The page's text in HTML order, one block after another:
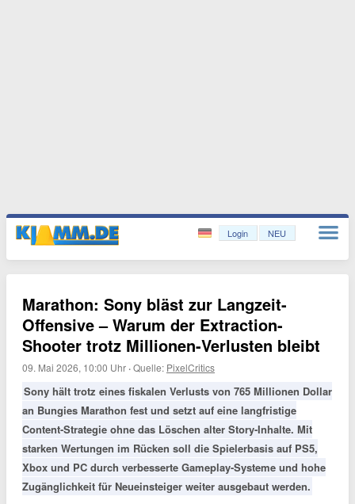
Login NEU
Marathon: Sony bläst zur Langzeit-
Offensive – Warum der Extraction-
Shooter trotz Millionen-Verlusten bleibt
09. Mai 2026, 10:00 Uhr ·Quelle: PixelCritics
Sony hält trotz eines fiskalen Verlusts von 765 Millionen Dollar
an Bungies Marathon fest und setzt auf eine langfristige
Content-Strategie ohne das Löschen alter Story-Inhalte. Mit
starken Wertungen im Rücken soll die Spielerbasis auf PS5,
Xbox und PC durch verbesserte Gameplay-Systeme und hohe
Zugänglichkeit für Neueinsteiger weiter ausgebaut werden.